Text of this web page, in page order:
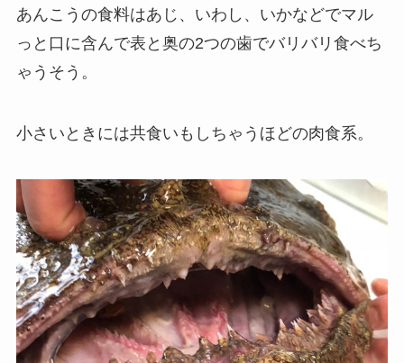
あんこうの食料はあじ、いわし、いかなどでマル
っと口に含んで表と奥の2つの歯でバリバリ食べち
ゃうそう。
小さいときには共食いもしちゃうほどの肉食系。